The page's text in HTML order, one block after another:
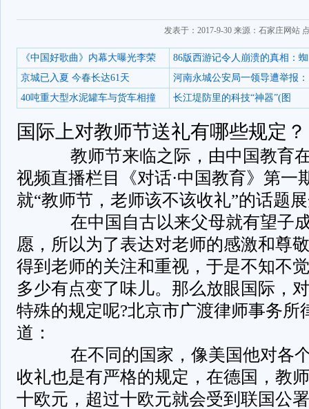
发表于：2017-9-30 来源：石家庄网站
《中国好歌曲》内幕大曝光李荣
86版西游记令人崩溃的真相：蜘
京城已入夏 今春长达61天
河南永城公安局一领导遭举报：
40吨重大型水泥罐车与货车相撞
长江堤防里的科技“神器”(图
国际上对教师节送礼有哪些规定？
教师节来临之际，由中国教育在
视频直播栏目《对话·中国教育》第一
就“教师节，老师该不该收礼”的话题
在中国自古以来父母就有望子成
愿，所以为了表达对老师的感激和尊
得到老师的关注和重视，于是不知不
多少有点变了味儿。那么放眼国际，
特殊的规定呢?北京市广渡律师事务所
道：
在不同的国家，像美国他对各个
收礼也是有严格的规定，在德国，教
十欧元，超过十欧元就会受到联国公